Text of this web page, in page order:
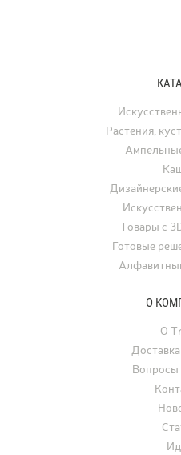
туфа, превращая любую
произведение искусства.
Растения,
Товары с
Готовые
О
О
Вопросы